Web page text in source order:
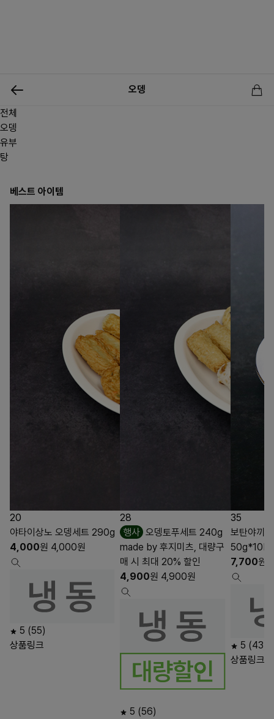
신상품
오뎅
전체
오뎅
유부
탕
베스트 아이템
20
야타이상노 오뎅세트 290g
4,000원 4,000원
5 (55)
상품링크
28
행사 오뎅토푸세트 240g
made by 후지미츠, 대량구
매 시 최대 20% 할인
4,900원 4,900원
5 (56)
35
보탄야끼
7,700원
5 (43)
상품링크